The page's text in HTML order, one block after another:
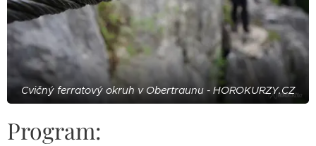
Cvičný ferratový okruh v Obertraunu - HOROKURZY.CZ
Program: